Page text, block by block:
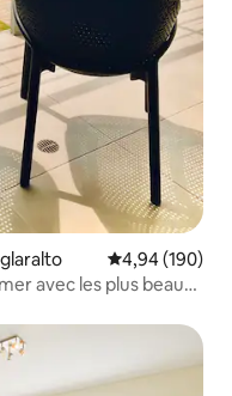
Évaluation
4,94 (190)
avec les plus beaux